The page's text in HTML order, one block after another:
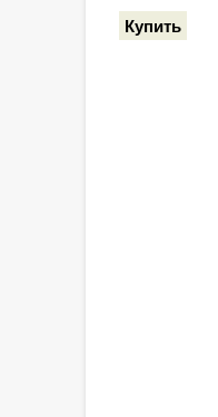
Купить